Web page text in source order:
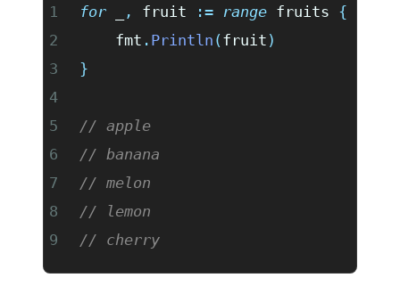
for , fruit := range fruits {
	fmt
. Println (fruit )
}
// apple
// banana
// melon
// lemon
// cherry